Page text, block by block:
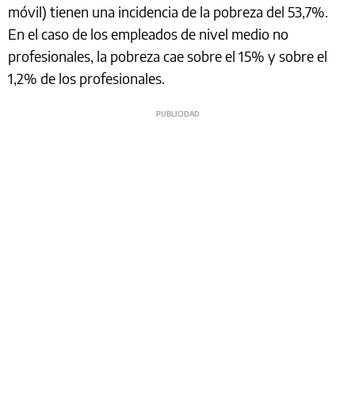
móvil) tienen una incidencia de la pobreza del 53,7%.
En el caso de los empleados de nivel medio no
profesionales, la pobreza cae sobre el 15% y sobre el
1,2% de los profesionales.